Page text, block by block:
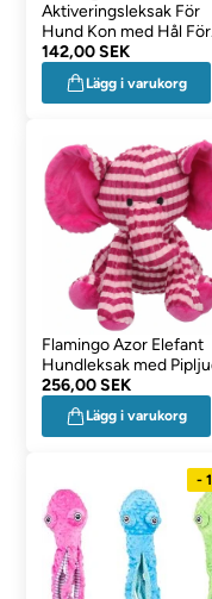
Aktiveringsleksak För
Hund Kon med Hål För
Godis Rosa
142,00 SEK
Lägg i varukorg
Flamingo Azor Elefant
Hundleksak med
256,00 SEK
Lägg i varukorg
-